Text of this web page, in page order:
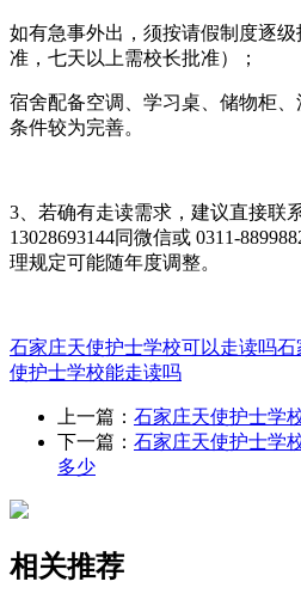
如有急事外出，须按请假制度逐
准，七天以上需校长批准）‌‌；
宿舍配备空调、学习桌、储物柜
条件较为完善‌‌。
3、若确有走读需求，建议‌直接联
13028693144同微信或 0311-
理规定可能随年度调整‌‌。
石家庄天使护士学校可以走读吗石
使护士学校能走读吗
上一篇： 石家庄天使护士学
下一篇： 石家庄天使护士学
多少
相关推荐